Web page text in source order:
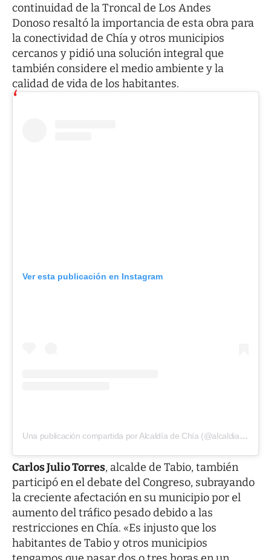
continuidad de la Troncal de Los Andes
Donoso resaltó la importancia de esta obra para
la conectividad de Chía y otros municipios
cercanos y pidió una solución integral que
también considere el medio ambiente y la
calidad de vida de los habitantes.
Ver esta publicación en Instagram
Una publicación compartida por Alcaldía de Chía (@alcaldiachia)
Carlos Julio Torres, alcalde de Tabio, también
participó en el debate del Congreso, subrayando
la creciente afectación en su municipio por el
aumento del tráfico pesado debido a las
restricciones en Chía. «Es injusto que los
habitantes de Tabio y otros municipios